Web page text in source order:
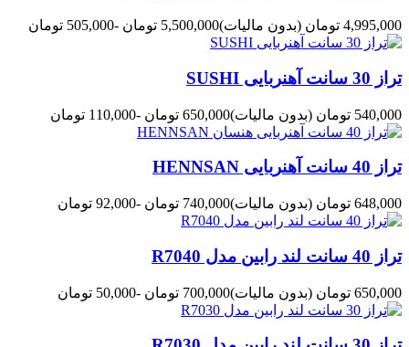
4,995,000 تومان (بدون مالیات)5,500,000 تومان -505,000 تومان
تراز 30 سانت آهنربایی SUSHI
540,000 تومان (بدون مالیات)650,000 تومان -110,000 تومان
تراز 40 سانت آهنربایی HENNSAN
648,000 تومان (بدون مالیات)740,000 تومان -92,000 تومان
تراز 40 سانت لند رابین مدل R7040
650,000 تومان (بدون مالیات)700,000 تومان -50,000 تومان